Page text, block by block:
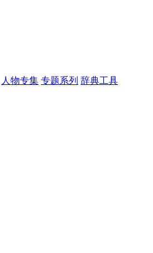
人物专集 专题系列 辞典工具